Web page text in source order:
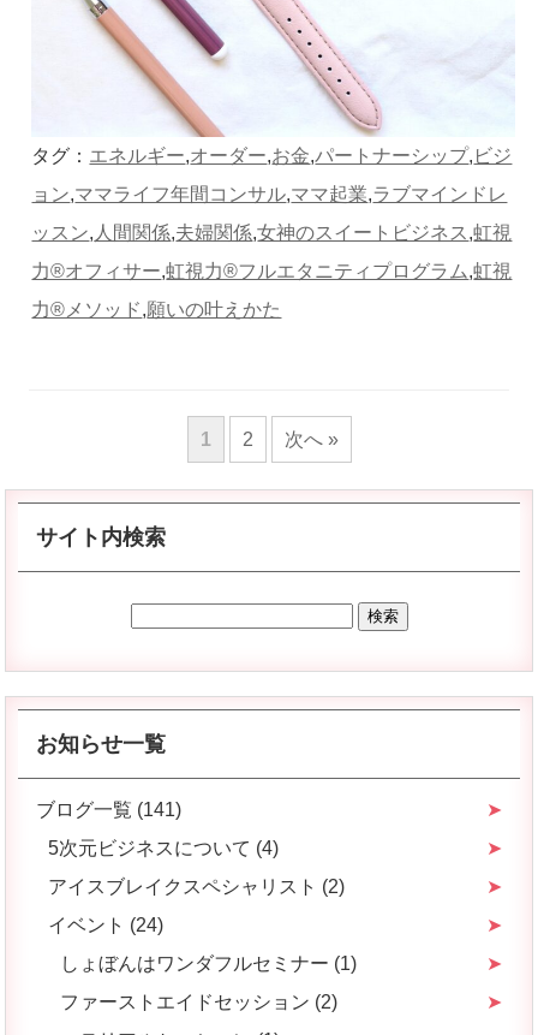
タグ： エネルギー,オーダー,お金,パートナーシップ, ビジ
ョン,ママライフ年間コンサル,ママ起業,ラブマインドレ
ッスン, 人間関係,夫婦関係,女神のスイートビジネス ,虹視
力®︎オフィサー,虹視力®︎フルエタニティプログラム,虹視
力®️メソッド,願いの叶えかた
1 2 次へ »
サイト内検索
お知らせ一覧
ブログ一覧 (141)
5次元ビジネスについて (4)
アイスブレイクスペシャリスト (2)
イベント (24)
しょぼんはワンダフルセミナー (1)
ファーストエイドセッション (2)